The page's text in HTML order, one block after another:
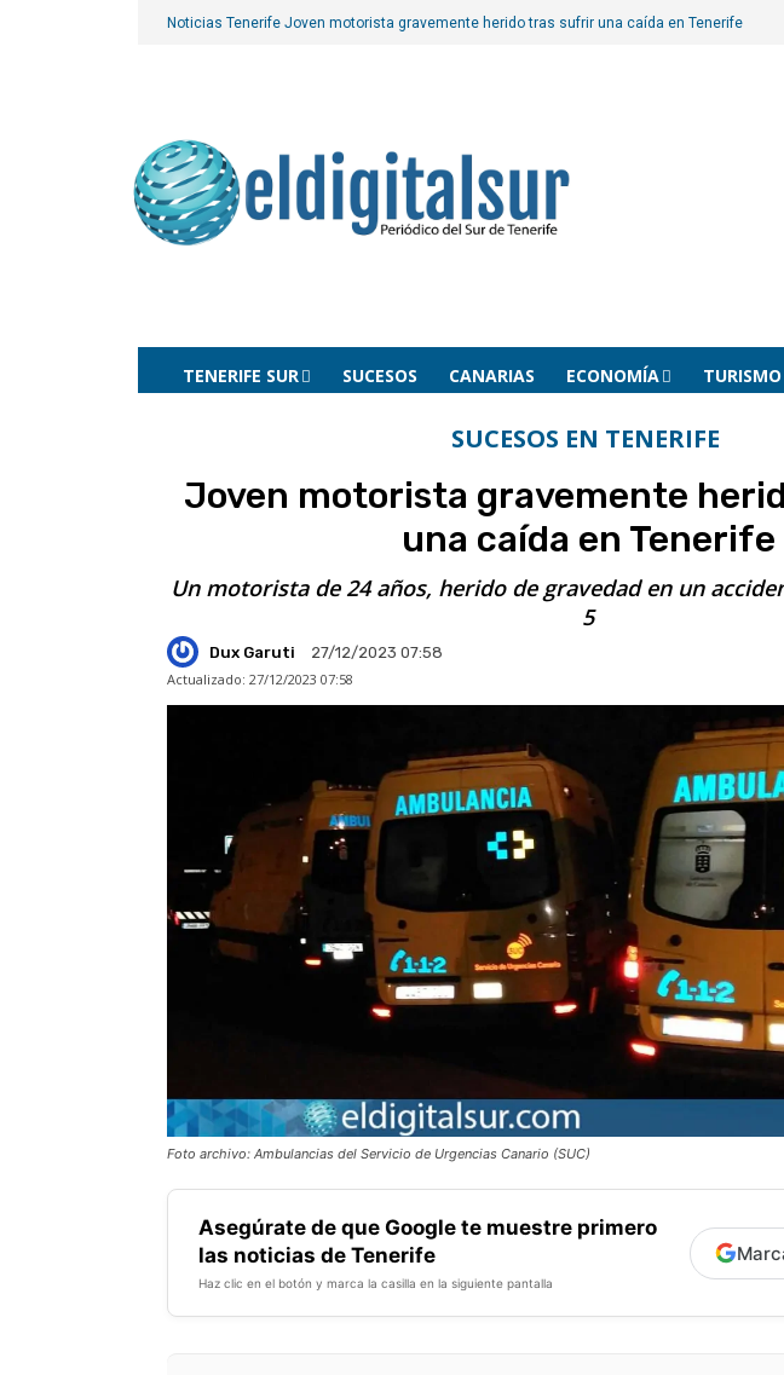
Noticias Tenerife Joven motorista gravemente herido tras sufrir una caída en Tenerife
TENERIFE SUR SUCESOS CANARIAS ECONOMÍA TURISMO
SUCESOS EN TENERIFE
Joven motorista gravemente
una caída en Tenerife
Un motorista de 24 años, herido de gravedad en un
5
Dux Garuti
27/12/2023 07:58
Actualizado: 27/12/2023 07:58
Foto archivo: Ambulancias del Servicio de Urgencias Canario (SUC)
Asegúrate de que Google te muestre primero
las noticias de Tenerife
Haz clic en el botón y marca la casilla en la siguiente pantalla